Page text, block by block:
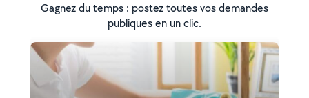
Gagnez du temps : postez toutes vos demandes
publiques en un clic.